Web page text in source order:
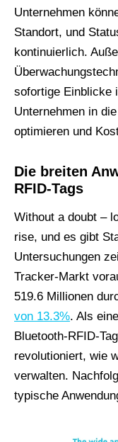
Unternehmen
Standort, und
kontinuierlich.
sofortige Einblicke
Unternehmen in
optimieren und
Die breiten
RFID-Tags
Without a doubt –
rise, und es gibt
Untersuchungen
Tracker-Markt
519.6 Millionen
von 13.3%. Als
Bluetooth-RFID-
revolutioniert, wie
verwalten.
typische